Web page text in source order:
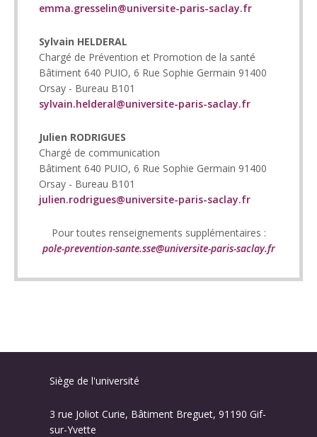
emma.gresselin@universite-paris-saclay.fr
Sylvain HELDERAL
Chargé de Prévention et Promotion de la santé
Bâtiment 640 PUIO, 6 Rue Sophie Germain 91400
Orsay - Bureau B101
sylvain.helderal@universite-paris-saclay.fr
Julien RODRIGUES
Chargé de communication
Bâtiment 640 PUIO, 6 Rue Sophie Germain 91400
Orsay - Bureau B101
julien.rodrigues@universite-paris-saclay.fr
Pour toutes renseignements supplémentaires :
pole-prevention-sante.sse@universite-paris-saclay.fr
Siège de l'université
3 rue Joliot Curie, Bâtiment Breguet, 91190 Gif-
sur-Yvette